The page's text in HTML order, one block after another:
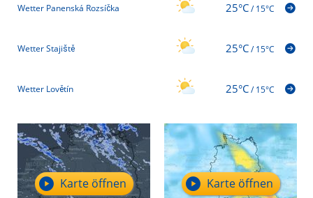
Wetter Panenská Rozsíčka 25°C/15°C
Wetter Stajiště 25°C/15°C
Wetter Lovětín 25°C/15°C
Karte öffnen Karte öffnen